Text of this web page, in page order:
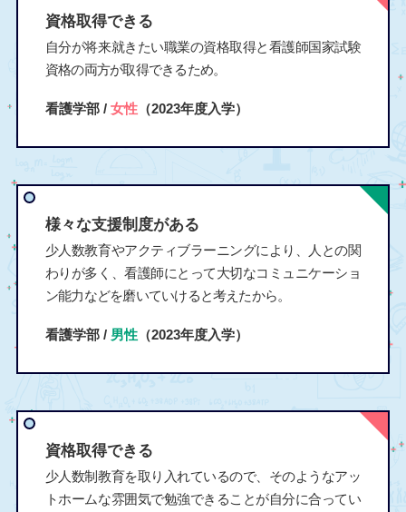
資格取得できる
自分が将来就きたい職業の資格取得と看護師国家試験
資格の両方が取得できるため。
看護学部 / 女性（2023年度入学）
様々な支援制度がある
少人数教育やアクティブラーニングにより、人との関
わりが多く、看護師にとって大切なコミュニケーショ
ン能力などを磨いていけると考えたから。
看護学部 / 男性（2023年度入学）
資格取得できる
少人数制教育を取り入れているので、そのようなアッ
トホームな雰囲気で勉強できることが自分に合ってい